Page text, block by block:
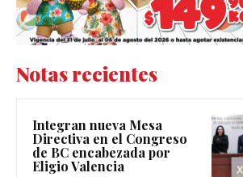
Notas recientes
Integran nueva Mesa
Directiva en el Congreso
de BC encabezada por
Eligio Valencia